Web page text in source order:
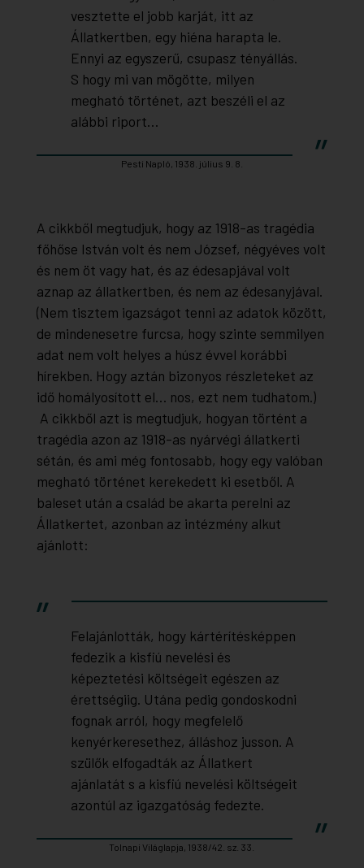
vesztette el jobb karját, itt az
Állatkertben, egy hiéna harapta le.
Ennyi az egyszerű, csupasz tényállás.
S hogy mi van mögötte, milyen
megható történet, azt beszéli el az
alábbi riport…
Pesti Napló, 1938. július 9. 8.
A cikkből megtudjuk, hogy az 1918-as tragédia
főhőse István volt és nem József, négyéves volt
és nem öt vagy hat, és az édesapjával volt
aznap az állatkertben, és nem az édesanyjával.
(Nem tisztem igazságot tenni az adatok között,
de mindenesetre furcsa, hogy szinte semmilyen
adat nem volt helyes a húsz évvel korábbi
hírekben. Hogy aztán bizonyos részleteket az
idő homályosított el… nos, ezt nem tudhatom.)
A cikkből azt is megtudjuk, hogyan történt a
tragédia azon az 1918-as nyárvégi állatkerti
sétán, és ami még fontosabb, hogy egy valóban
megható történet kerekedett ki esetből. A
baleset után a család be akarta perelni az
Állatkertet, azonban az intézmény alkut
ajánlott:
Felajánlották, hogy kártérítésképpen
fedezik a kisfiú nevelési és
képeztetési költségeit egészen az
érettségiig. Utána pedig gondoskodni
fognak arról, hogy megfelelő
kenyérkeresethez, álláshoz jusson. A
szülők elfogadták az Állatkert
ajánlatát s a kisfiú nevelési költségeit
azontúl az igazgatóság fedezte.
Tolnapi Világlapja, 1938/42. sz. 33.